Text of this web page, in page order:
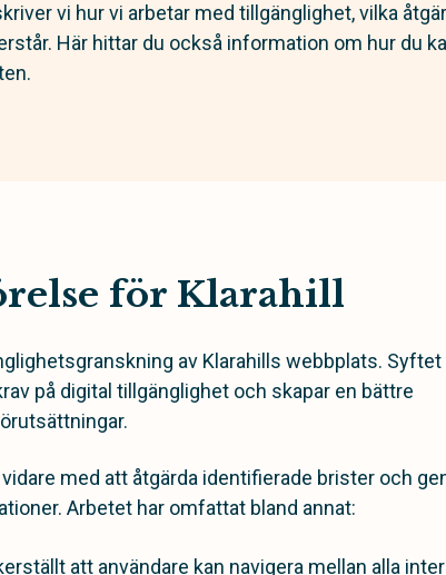
vi hur vi arbetar med tillgänglighet, vilka
Här hittar du också information om hur du
för Klarahill
av Klarahills webbplats. Syftet
på digital tillgänglighet och skapar en bättre
med att åtgärda identifierade brister och
Arbetet har omfattat bland annat:
att användare kan navigera mellan alla